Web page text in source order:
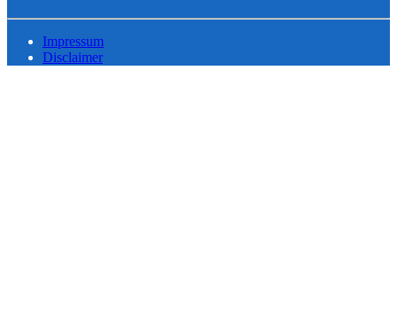
Impressum
Disclaimer